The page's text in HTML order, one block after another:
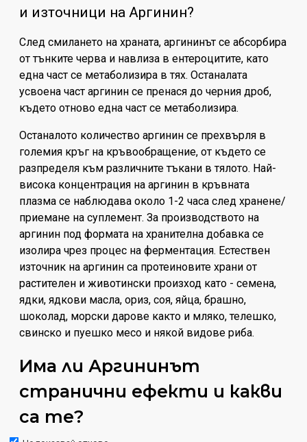
и източници на Аргинин?
След смилането на храната, аргининът се абсорбира
от тънките черва и навлиза в ентероцитите, като
една част се метаболизира в тях. Останалата
усвоена част аргинин се пренася до черния дроб,
където отново една част се метаболизира.
Останалото количество аргинин се прехвърля в
големия кръг на кръвообращение, от където се
разпределя към различните тъкани в тялото. Най-
висока концентрация на аргинин в кръвната
плазма се наблюдава около 1-2 часа след хранене/
приемане на суплемент. За производството на
аргинин под формата на хранителна добавка се
изолира чрез процес на ферментация. Естествен
източник на аргинин са протеиновите храни от
растителен и животински произход като - семена,
ядки, ядкови масла, ориз, соя, яйца, брашно,
шоколад, морски дарове както и мляко, телешко,
свинско и пуешко месо и някой видове риба.
Има ли Аргининът
странични ефекти и какви
са те?